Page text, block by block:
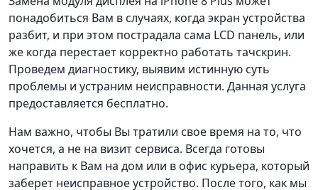
понадобиться Вам в случаях, когда экран устройства
разбит, и при этом пострадала сама LCD панель, или
же когда перестает корректно работать тачскрин.
Проведем диагностику, выявим истинную суть
проблемы и устраним неисправности. Данная услуга
предоставляется бесплатно.
Нам важно, чтобы Вы тратили свое время на то, что
хочется, а не на визит сервиса. Всегда готовы
направить к Вам на дом или в офис курьера, который
заберет неисправное устройство. После того, как мы